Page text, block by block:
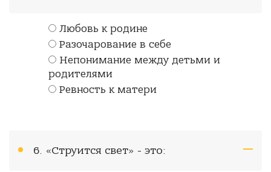
Любовь к родине
Разочарование в себе
Непонимание между детьми и
родителями
Ревность к матери
6. «Струится свет» - это: